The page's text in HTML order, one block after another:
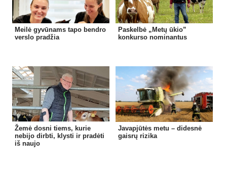
Meilė gyvūnams tapo bendro
verslo pradžia
Paskelbė „Metų ūkio”
konkurso nominantus
Žemė dosni tiems, kurie
nebijo dirbti, klysti ir pradėti
iš naujo
Javapjūtės metu – didesnė
gaisrų rizika